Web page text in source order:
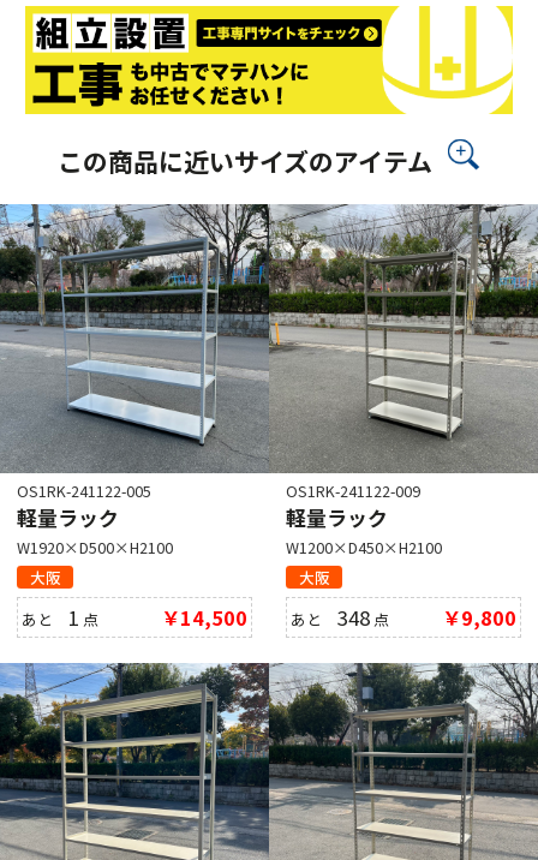
この商品に近いサイズのアイテム
OS1RK-241122-005
軽量ラック
W1920×D500×H2100
大阪
あと 1 点 ￥14,500
OS1RK-241122-009
軽量ラック
W1200×D450×H2100
大阪
あと348 点 ￥9,800